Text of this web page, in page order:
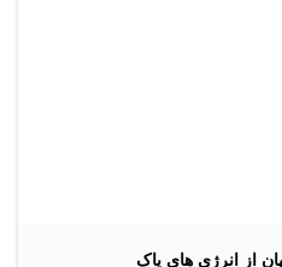
از انرژی های پاک